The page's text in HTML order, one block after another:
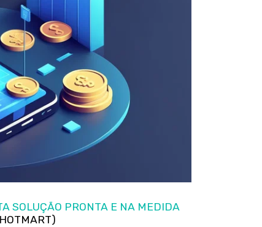
SOLUÇÃO PRONTA E NA MEDIDA